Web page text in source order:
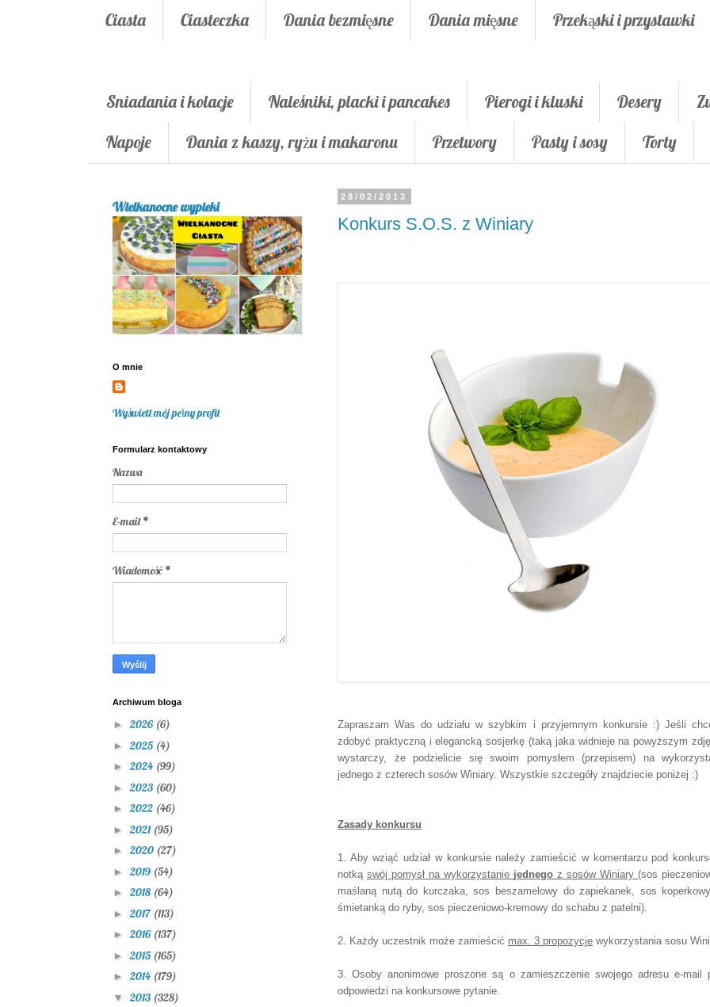
Ciasta Ciasteczka Dania bezmięsne Dania mięsne Przekąski i przystawki
Śniadania i kolacje Naleśniki, placki i pancakes Pierogi i kluski Desery
Napoje
Dania z kaszy, ryżu i makaronu Przetwory Pasty i sosy Torty
28/02/2013
Konkurs S.O.S. z Winiary
Zapraszam Was do udziału w szybkim i przyjemnym konkursie:)Jeśli
zdobyć praktyczną i elegancką sosjerkę (taką jaka widnieje na powyższym zd
wystarczy, że podzielicie się swoim pomysłem (przepisem) na
jednego z czterech sosów Winiary. Wszystkie szczegóły znajdziecie poniżej :)
Zasady konkursu
1. Aby wziąć udział w konkursie należy zamieścić w komentarzu pod
notką swój pomysł na wykorzystanie jednego z sosów Winiary (sos
maślaną nutą do kurczaka, sos beszamelowy do zapiekanek, sos
śmietanką do ryby, sos pieczeniowo-kremowy do schabu z patelni).
2. Każdy uczestnik może zamieścić max. 3 propozycje wykorzystania sosu
3. Osoby anonimowe proszone są o zamieszczenie swojego adresu e-mail
odpowiedzi na konkursowe pytanie.
Wielkanocne wypieki
O mnie
Wyświetl mój pełny profil
Formularz kontaktowy
Nazwa
E-mail*
Wiadomość *
Archiwum bloga
►2026 (6)
► 2025 (4)
►2024 (99)
► 2023 (60)
►2022 (46)
► 2021 (95)
►2020 (27)
► 2019 (54)
►2018 (64)
► 2017 (113)
►2016 (137)
► 2015 (165)
►2014 (179)
▼ 2013 (328)